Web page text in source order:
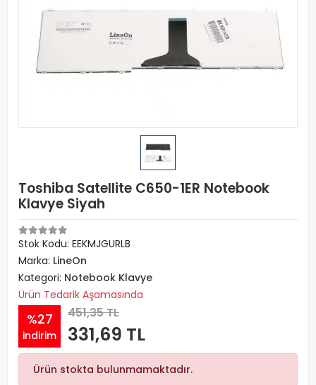
Toshiba Satellite C650-1ER Notebook
Klavye Siyah
Stok Kodu: EEKMJGURLB
Marka: LineOn
Kategori: Notebook Klavye
Ürün Tedarik Aşamasında
%27
indirim
451,35 TL
331,69 TL
Ürün stokta bulunmamaktadır.